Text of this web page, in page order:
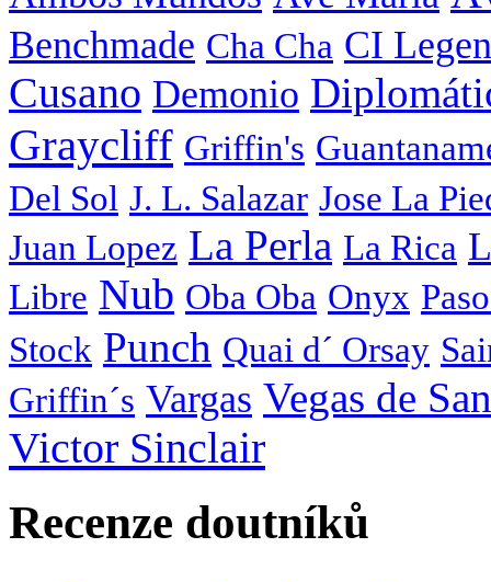
Benchmade Cha Cha CI
Cusano Demonio
Graycliff Griffin's
Del Sol J. L. Salazar Jose La
Juan Lopez La Perla La Rica
Libre Nub Oba Oba Onyx
Stock Punch Quai d´ Orsay
Griffin´s Vargas Vegas de
Victor Sinclair
Recenze doutníků